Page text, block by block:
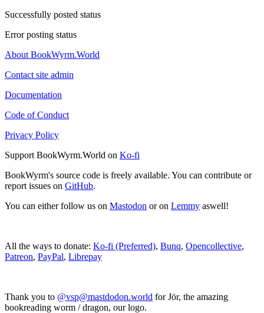
Successfully posted status
Error posting status
About BookWyrm.World
Contact site admin
Documentation
Code of Conduct
Privacy Policy
Support BookWyrm.World on Ko-fi
BookWyrm's source code is freely available. You can contribute or
report issues on GitHub.
You can either follow us on Mastodon or on Lemmy aswell!
All the ways to donate: Ko-fi (Preferred), Bunq, Opencollective,
Patreon, PayPal, Librepay
Thank you to @vsp@mastdodon.world for Jör, the amazing
bookreading worm / dragon, our logo.